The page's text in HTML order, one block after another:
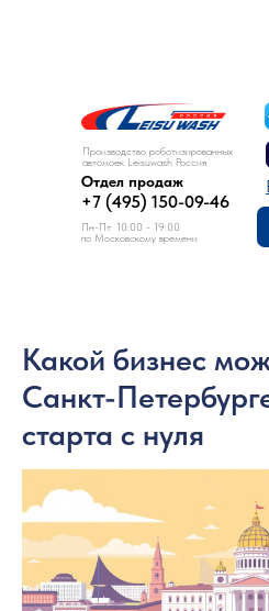
Производство роботизированных
автомоек Leisuwash Россия
+7 (495) 150-09-46
Отдел продаж
Пн-Пт: 10:00 - 19:00
по Московскому времени
Какой бизнес
Санкт-
старта с нуля